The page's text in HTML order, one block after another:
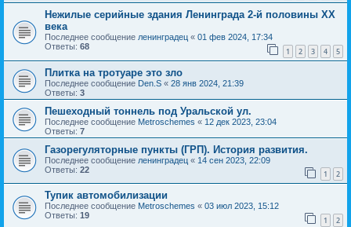
Нежилые серийные здания Ленинграда 2-й половины XX
века
Последнее сообщение ленинградец « 01 фев 2024, 17:34
Ответы: 68 1 2 3 4 5
Плитка на тротуаре это зло
Последнее сообщение Den.S « 28 янв 2024, 21:39
Ответы: 3
Пешеходный тоннель под Уральской ул.
Последнее сообщение Metroschemes « 12 дек 2023, 23:04
Ответы: 7
Газорегуляторные пункты (ГРП). История развития.
Последнее сообщение ленинградец « 14 сен 2023, 22:09
Ответы: 22 1 2
Тупик автомобилизации
Последнее сообщение Metroschemes « 03 июл 2023, 15:12
Ответы: 19 1 2